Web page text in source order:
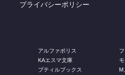
プライバシーポリシー
アルファポリス
KAエスマ文庫
プティルブックス
M